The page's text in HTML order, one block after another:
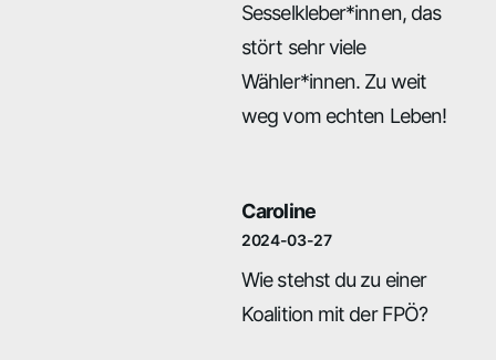
Sesselkleber*innen, das
stört sehr viele
Wähler*innen. Zu weit
weg vom echten Leben!
Caroline
2024-03-27
Wie stehst du zu einer
Koalition mit der FPÖ?